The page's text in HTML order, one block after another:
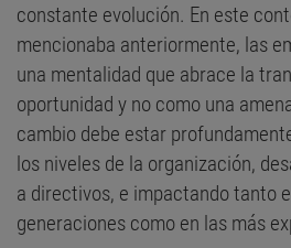
constante evolución. En este
mencionaba anteriormente, las
una mentalidad que abrace la
oportunidad y no como una
cambio debe estar
los niveles de la organización,
a directivos, e impactando tanto
generaciones como en las más